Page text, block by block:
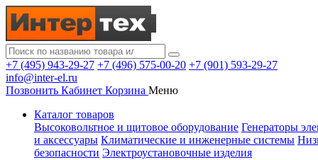
+7 (495) 943-29-27 +7 (496) 575-00-20 +7 (901) 593-29-27
info@inter-el.ru
Позвонить Кабинет Корзина Меню
Каталог товаров
Высоковольтное и щитовое оборудование Генераторы
и аксессуары Климатические и инженерные системы
безопасности Электроустановочные изделия